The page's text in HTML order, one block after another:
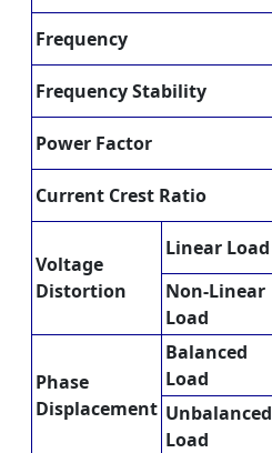
Frequency
Frequency Stability
Power Factor
Current Crest Ratio
Voltage
Distortion
Linear Load
Non-Linear
Load
Phase
Displacement
Balanced
Load
Unbalanced
Load